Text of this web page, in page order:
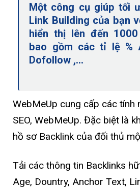
Một công cụ giúp tối
Link Building của bạn
hiển thị lên đến
bao gồm các tỉ lệ %
Dofollow ,…
WebMeUp cung cấp các tính
SEO, WebMeUp. Đặc biệt là
hồ sơ Backlink của đối thủ
Tải các thông tin Backlinks
Age, Dountry, Anchor Text,